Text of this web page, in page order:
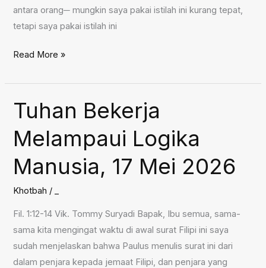
antara orang─ mungkin saya pakai istilah ini kurang tepat,
tetapi saya pakai istilah ini
Sesungguh-
(11),
24
Mei
2026
Read More »
Tuhan Bekerja
Melampaui Logika
Manusia, 17 Mei 2026
Khotbah /
Fil. 1:12-14 Vik. Tommy Suryadi Bapak, Ibu semua, sama-
sama kita mengingat waktu di awal surat Filipi ini saya
sudah menjelaskan bahwa Paulus menulis surat ini dari
dalam penjara kepada jemaat Filipi, dan penjara yang